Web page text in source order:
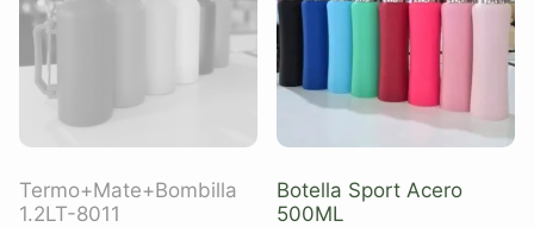
Termo+Mate+Bombilla
1.2LT-8011
Botella Sport Acero
500ML